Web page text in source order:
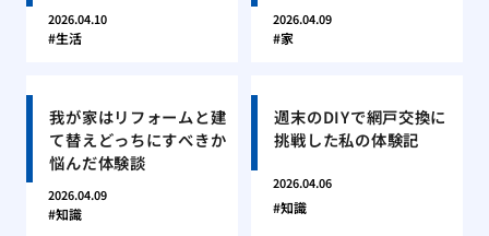
2026.04.10
生活
2026.04.09
家
我が家はリフォームと建
て替えどっちにすべきか
悩んだ体験談
2026.04.09
知識
週末のDIYで網戸交換に
挑戦した私の体験記
2026.04.06
知識